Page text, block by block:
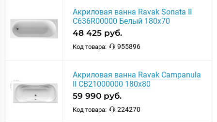
Акриловая ванна Ravak Sonata II
C636R00000 Белый 180х70
48 425 руб.
Код товара: 955896
Акриловая ванна Ravak Campanula
II CB21000000 180x80
59 990 руб.
Код товара: 224270